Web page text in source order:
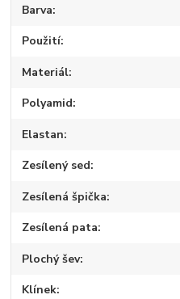
Barva
Použití
Materiál
Polyamid
Elastan
Zesílený sed
Zesílená špička
Zesílená pata
Plochý šev
Klínek